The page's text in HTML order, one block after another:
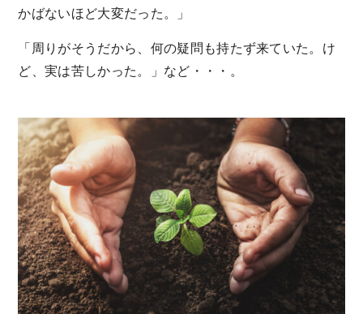
かばないほど大変だった。」
「周りがそうだから、何の疑問も持たず来ていた。け
ど、実は苦しかった。」など・・・。